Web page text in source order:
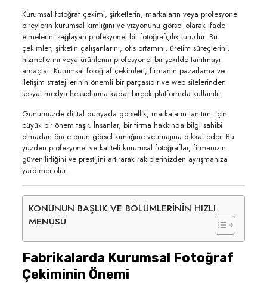
Kurumsal fotoğraf çekimi, şirketlerin, markaların veya profesyonel
bireylerin kurumsal kimliğini ve vizyonunu görsel olarak ifade
etmelerini sağlayan profesyonel bir fotoğrafçılık türüdür. Bu
çekimler; şirketin çalışanlarını, ofis ortamını, üretim süreçlerini,
hizmetlerini veya ürünlerini profesyonel bir şekilde tanıtmayı
amaçlar. Kurumsal fotoğraf çekimleri, firmanın pazarlama ve
iletişim stratejilerinin önemli bir parçasıdır ve web sitelerinden
sosyal medya hesaplarına kadar birçok platformda kullanılır.
Günümüzde dijital dünyada görsellik, markaların tanıtımı için
büyük bir önem taşır. İnsanlar, bir firma hakkında bilgi sahibi
olmadan önce onun görsel kimliğine ve imajına dikkat eder. Bu
yüzden profesyonel ve kaliteli kurumsal fotoğraflar, firmanızın
güvenilirliğini ve prestijini artırarak rakiplerinizden ayrışmanıza
yardımcı olur.
KONUNUN BAŞLIK VE BÖLÜMLERİNİN HIZLI
MENÜSÜ
Fabrikalarda Kurumsal Fotoğraf
Çekiminin Önemi